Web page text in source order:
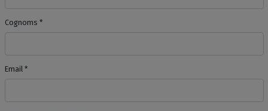
Cognoms *
Email *